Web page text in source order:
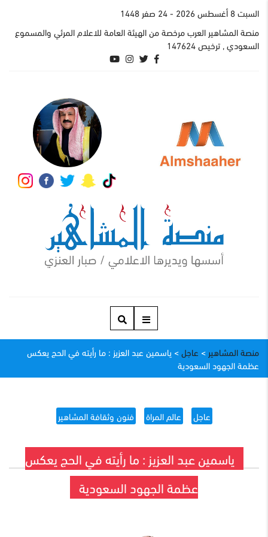
السبت 8 أغسطس 2026
- 24 صفر 1448
منصة المشاهير العرب مرخصة من الهيئة العامة للاعلام المرئي والمسموع
السعودي , ترخيص 147624
منصة المشاهير > عاجل> ياسمين عبد العزيز : ما رأيته في الحج يعكس
عظمة الجهود السعودية
عاجل عالم المراة فنون وثقافة المشاهير
ياسمين عبد العزيز : ما رأيته في الحج يعكس
عظمة الجهود السعودية